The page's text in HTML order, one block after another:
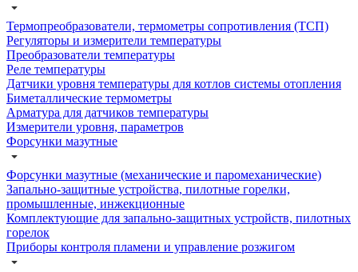
Термопреобразователи, термометры сопротивления (ТСП)
Регуляторы и измерители температуры
Преобразователи температуры
Реле температуры
Датчики уровня температуры для котлов системы отопления
Биметаллические термометры
Арматура для датчиков температуры
Измерители уровня, параметров
Форсунки мазутные
Форсунки мазутные (механические и паромеханические)
Запально-защитные устройства, пилотные горелки,
промышленные, инжекционные
Комплектующие для запально-защитных устройств, пилотных
горелок
Приборы контроля пламени и управление розжигом